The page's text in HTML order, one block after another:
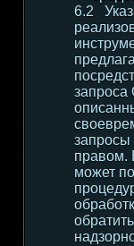
запроса
запросы
правом.
может